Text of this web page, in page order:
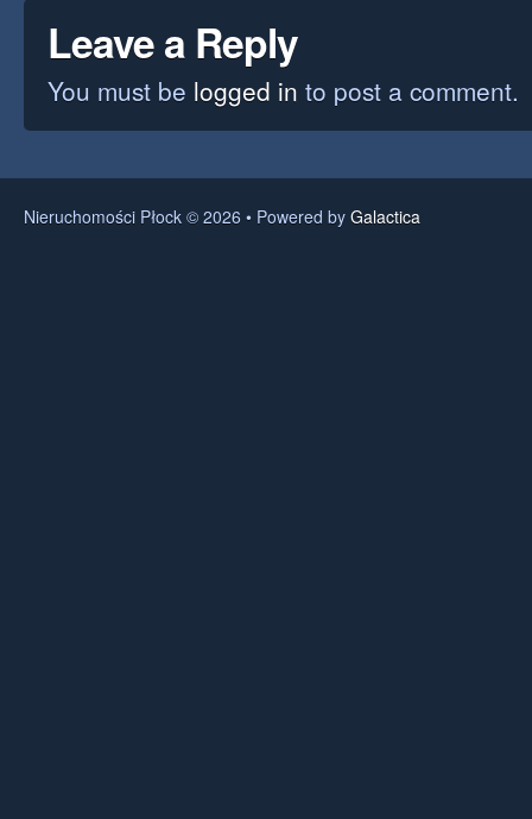
Leave a Reply
You must be logged in to post a comment.
Nieruchomości Płock © 2026 • Powered by Galactica